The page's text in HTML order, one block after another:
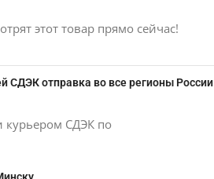
этот товар прямо сейчас!
СДЭК отправка во все регионы России
курьером СДЭК по